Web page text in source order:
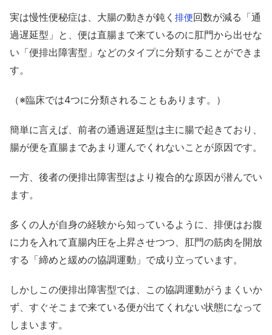
実は慢性便秘症は、大腸の動きが鈍く 排便回数が減る「通
過遅延型」と、便は直腸まで来ているのに肛門から出せな
い「便排出障害型」などのタイプに分類することができま
す。
（※臨床では4つに分類されることもあります。）
簡単に言えば、前者の通過遅延型は主に腸で起きており、
腸が便を直腸まであまり運んでくれないことが原因です。
一方、後者の便排出障害型はより複合的な原因が潜んでい
ます。
多くの人が自身の経験から知っているように、排便はお腹
に力を入れて直腸内圧を上昇させつつ、肛門の筋肉を開放
する「締めと緩めの協調運動」で成り立っています。
しかしこの便排出障害型では、この協調運動がうまくいか
ず、すぐそこまで来ている便が出てくれない状態になって
しまいます。